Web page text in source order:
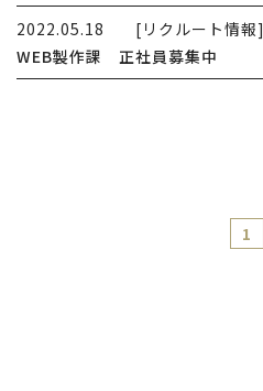
2022.05.18
[リクルート情報]
WEB製作課 正社員募集中
1